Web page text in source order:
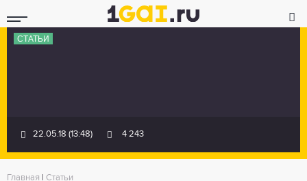
СТАТЬИ
22.05.18 (13:48) 4 243
Главная Статьи